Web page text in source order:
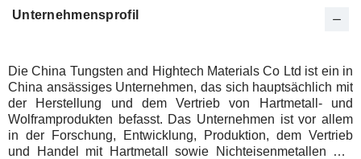
Unternehmensprofil
Die China Tungsten and Hightech Materials Co Ltd ist ein in
China ansässiges Unternehmen, das sich hauptsächlich mit
der Herstellung und dem Vertrieb von Hartmetall- und
Wolframprodukten befasst. Das Unternehmen ist vor allem
in der Forschung, Entwicklung, Produktion, dem Vertrieb
und Handel mit Hartmetall sowie Nichteisenmetallen wie